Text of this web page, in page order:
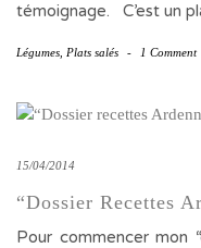
témoignage. C’est un
Légumes Plats salés - 1 Comment
15/04/2014
“Dossier Recettes
Pour commencer mon